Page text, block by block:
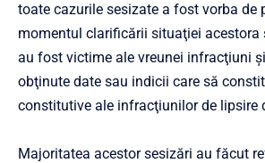
toate cazurile sesizate a fost vorba de
momentul clarificării situaţiei acestora
au fost victime ale vreunei infracţiuni
obţinute date sau indicii care să
constitutive ale infracţiunilor de lipsire
Majoritatea acestor sesizări au făcut